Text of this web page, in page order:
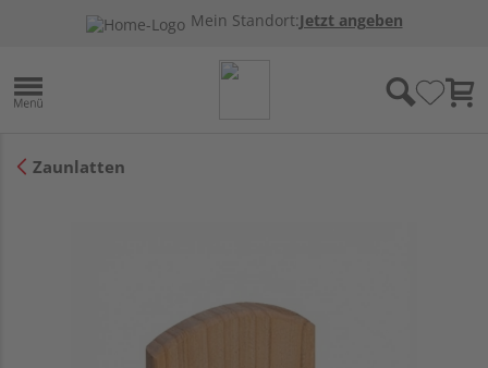
Mein Standort:Jetzt angeben
Zaunlatten